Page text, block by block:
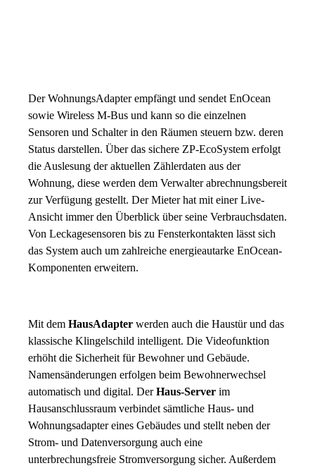
Der WohnungsAdapter empfängt und sendet EnOcean
sowie Wireless M-Bus und kann so die einzelnen
Sensoren und Schalter in den Räumen steuern bzw. deren
Status darstellen. Über das sichere ZP-EcoSystem erfolgt
die Auslesung der aktuellen Zählerdaten aus der
Wohnung, diese werden dem Verwalter abrechnungsbereit
zur Verfügung gestellt. Der Mieter hat mit einer Live-
Ansicht immer den Überblick über seine Verbrauchsdaten.
Von Leckagesensoren bis zu Fensterkontakten lässt sich
das System auch um zahlreiche energieautarke EnOcean-
Komponenten erweitern.
Mit dem HausAdapter werden auch die Haustür und das
klassische Klingelschild intelligent. Die Videofunktion
erhöht die Sicherheit für Bewohner und Gebäude.
Namensänderungen erfolgen beim Bewohnerwechsel
automatisch und digital. DerHaus-Server im
Hausanschlussraum verbindet sämtliche Haus- und
Wohnungsadapter eines Gebäudes und stellt neben der
Strom- und Datenversorgung auch eine
unterbrechungsfreie Stromversorgung sicher. Außerdem